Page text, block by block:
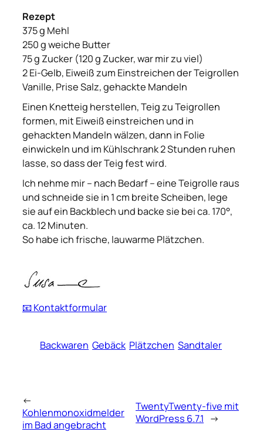
Rezept
375 g Mehl
250 g weiche Butter
75 g Zucker (120 g Zucker, war mir zu viel)
2 Ei-Gelb, Eiweiß zum Einstreichen der Teigrollen
Vanille, Prise Salz, gehackte Mandeln
Einen Knetteig herstellen, Teig zu Teigrollen
formen, mit Eiweiß einstreichen und in
gehackten Mandeln wälzen, dann in Folie
einwickeln und im Kühlschrank 2 Stunden ruhen
lasse, so dass der Teig fest wird.
Ich nehme mir – nach Bedarf – eine Teigrolle raus
und schneide sie in 1 cm breite Scheiben, lege
sie auf ein Backblech und backe sie bei ca. 170°,
ca. 12 Minuten.
So habe ich frische, lauwarme Plätzchen.
📧 Kontaktformular
Backwaren Gebäck Plätzchen Sandtaler
←
Kohlenmonoxidmelder
im Bad angebracht
TwentyTwenty-five mit
WordPress 6.7.1 →